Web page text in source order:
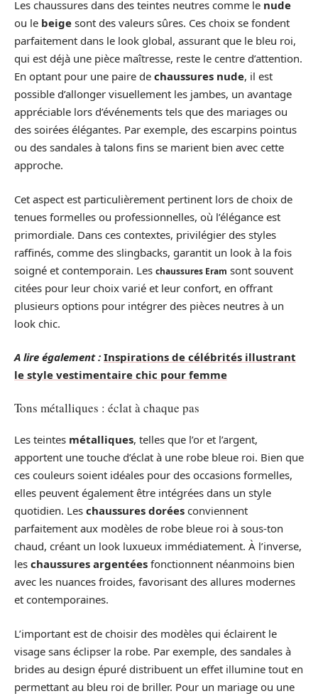
Les chaussures dans des teintes neutres comme le nude
ou le beige sont des valeurs sûres. Ces choix se fondent
parfaitement dans le look global, assurant que le bleu roi,
qui est déjà une pièce maîtresse, reste le centre d’attention.
En optant pour une paire de chaussures nude, il est
possible d’allonger visuellement les jambes, un avantage
appréciable lors d’événements tels que des mariages ou
des soirées élégantes. Par exemple, des escarpins pointus
ou des sandales à talons fins se marient bien avec cette
approche.
Cet aspect est particulièrement pertinent lors de choix de
tenues formelles ou professionnelles, où l’élégance est
primordiale. Dans ces contextes, privilégier des styles
raffinés, comme des slingbacks, garantit un look à la fois
soigné et contemporain. Les chaussures Eram sont souvent
citées pour leur choix varié et leur confort, en offrant
plusieurs options pour intégrer des pièces neutres à un
look chic.
A lire également : Inspirations de célébrités illustrant
le style vestimentaire chic pour femme
Tons métalliques : éclat à chaque pas
Les teintes métalliques, telles que l’or et l’argent,
apportent une touche d’éclat à une robe bleue roi. Bien que
ces couleurs soient idéales pour des occasions formelles,
elles peuvent également être intégrées dans un style
quotidien. Les chaussures dorées conviennent
parfaitement aux modèles de robe bleue roi à sous-ton
chaud, créant un look luxueux immédiatement. À l’inverse,
les chaussures argentées fonctionnent néanmoins bien
avec les nuances froides, favorisant des allures modernes
et contemporaines.
L’important est de choisir des modèles qui éclairent le
visage sans éclipser la robe. Par exemple, des sandales à
brides au design épuré distribuent un effet illumine tout en
permettant au bleu roi de briller. Pour un mariage ou une